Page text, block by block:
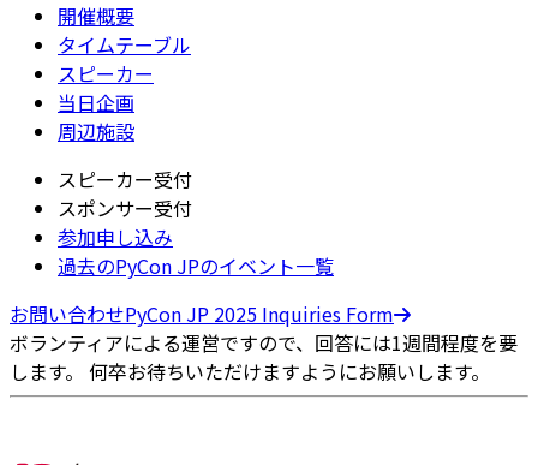
開催概要
タイムテーブル
スピーカー
当日企画
周辺施設
スピーカー受付
スポンサー受付
参加申し込み
過去のPyCon JPのイベント一覧
お問い合わせPyCon JP 2025 Inquiries Form
ボランティアによる運営ですので、回答には1週間程度を要
します。 何卒お待ちいただけますようにお願いします。